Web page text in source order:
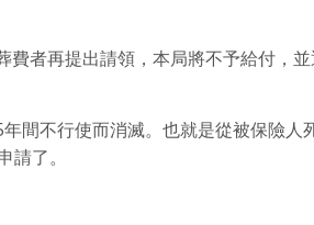
者再提出請領，本局將不予給付，
間不行使而消滅。也就是從被保險人
了。